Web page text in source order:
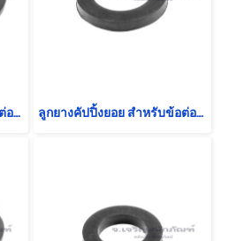
ลูกยางคัปปิ้งยอย สำหรับข้อต่อสวมเร็ว สำหรับขนาด 5" (ขนาด 128-152-7) ลูกยางคัปปิ้งยอย สำหรับข้อต่อสวมเร็ว สำหรับขนาด 3/4" (ขนาด 21-34-4.4)